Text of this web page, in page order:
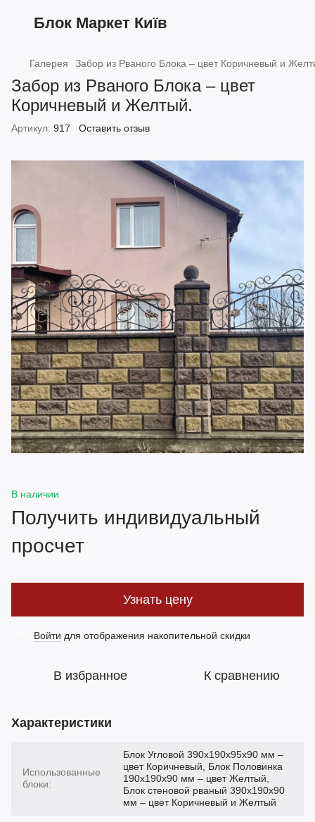
Блок Маркет Київ
Галерея Забор из Рваного Блока – цвет Коричневый и
Забор из Рваного Блока – цвет
Коричневый и Желтый.
Артикул: 917 Оставить отзыв
В наличии
Получить индивидуальный
просчет
Узнать цену
Войти для отображения накопительной скидки
В избранное К сравнению
Характеристики
Использованные
блоки:
Блок Угловой 390х190х95х90 мм –
цвет Коричневый, Блок Половинка
190х190х90 мм – цвет Желтый,
Блок стеновой рваный 390х190х90
мм – цвет Коричневый и Желтый